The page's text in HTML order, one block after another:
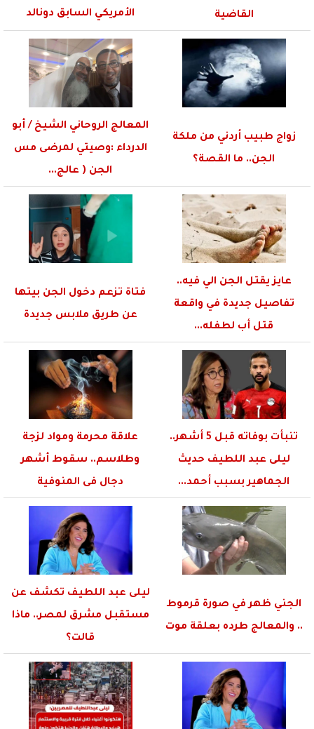
القاضية
الأمريكي السابق دونالد
ترامب...
زواج طبيب أردني من ملكة
الجن.. ما القصة؟
المعالج الروحاني الشيخ / أبو
الدرداء :وصيتي لمرضى مس
الجن ( عالج...
عايز يقتل الجن الي فيه..
تفاصيل جديدة في واقعة
قتل أب لطفله...
فتاة تزعم دخول الجن بيتها
عن طريق ملابس جديدة
تنبأت بوفاته قبل 5 أشهر..
ليلى عبد اللطيف حديث
الجماهير بسبب أحمد...
علاقة محرمة ومواد لزجة
وطلاسم.. سقوط أشهر
دجال فى المنوفية
الجني ظهر في صورة قرموط
.. والمعالج طرده بعلقة موت
ليلى عبد اللطيف تكشف عن
مستقبل مشرق لمصر.. ماذا
قالت؟